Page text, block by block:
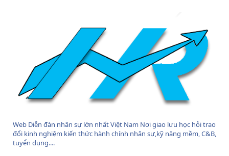
Web Diễn đàn nhân sự lớn nhất Việt Nam Nơi giao lưu học hỏi trao
đổi kinh nghiệm kiến thức hành chính nhân sự,kỹ năng mềm, C&B,
tuyển dụng....